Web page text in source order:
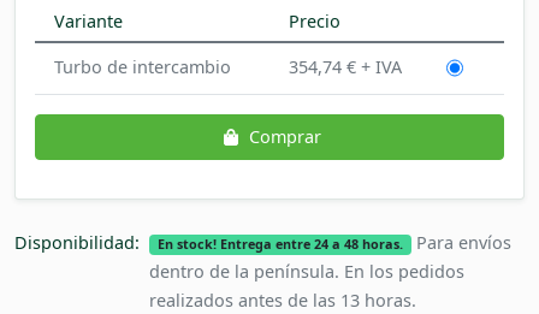
Variante
Precio
Turbo de intercambio
354,74 € + IVA
Comprar
Disponibilidad: En stock! Entrega entre 24 a 48 horas.
Para envíos
dentro de la península. En los pedidos
realizados antes de las 13 horas.